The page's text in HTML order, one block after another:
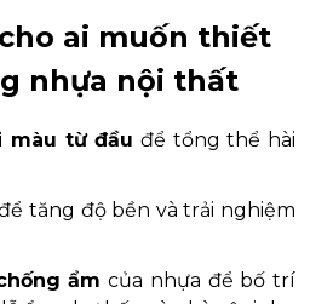
ai muốn thiết
nhựa nội thất
màu từ đầu để tổng thể hài
tăng độ bền và trải nghiệm
ẩm của nhựa để bố trí